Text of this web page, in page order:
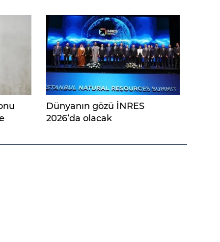
Dünyanın gözü İNRES
2026’da olacak